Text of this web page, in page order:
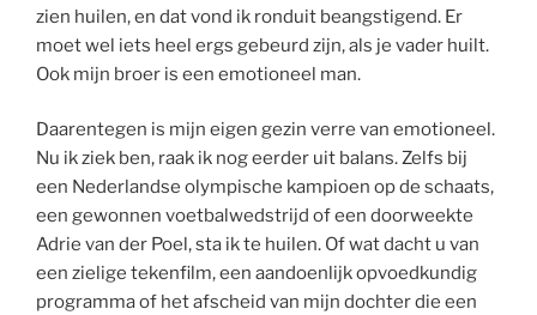
zien huilen, en dat vond ik ronduit beangstigend. Er
moet wel iets heel ergs gebeurd zijn, als je vader huilt.
Ook mijn broer is een emotioneel man.
Daarentegen is mijn eigen gezin verre van emotioneel.
Nu ik ziek ben, raak ik nog eerder uit balans. Zelfs bij
een Nederlandse olympische kampioen op de schaats,
een gewonnen voetbalwedstrijd of een doorweekte
Adrie van der Poel, sta ik te huilen. Of wat dacht u van
een zielige tekenfilm, een aandoenlijk opvoedkundig
programma of het afscheid van mijn dochter die een